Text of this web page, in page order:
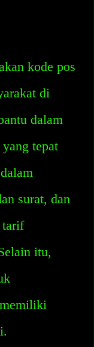
kode pos
di
dalam
tepat
surat, dan
tarif
itu,